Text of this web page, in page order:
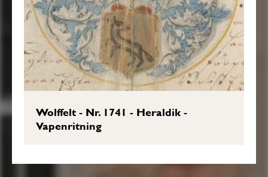
Wolffelt - Nr. 1741 - Heraldik -
Vapenritning